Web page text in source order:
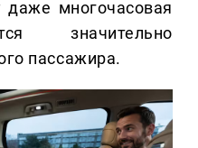
даже многочасовая
значительно
пассажира.